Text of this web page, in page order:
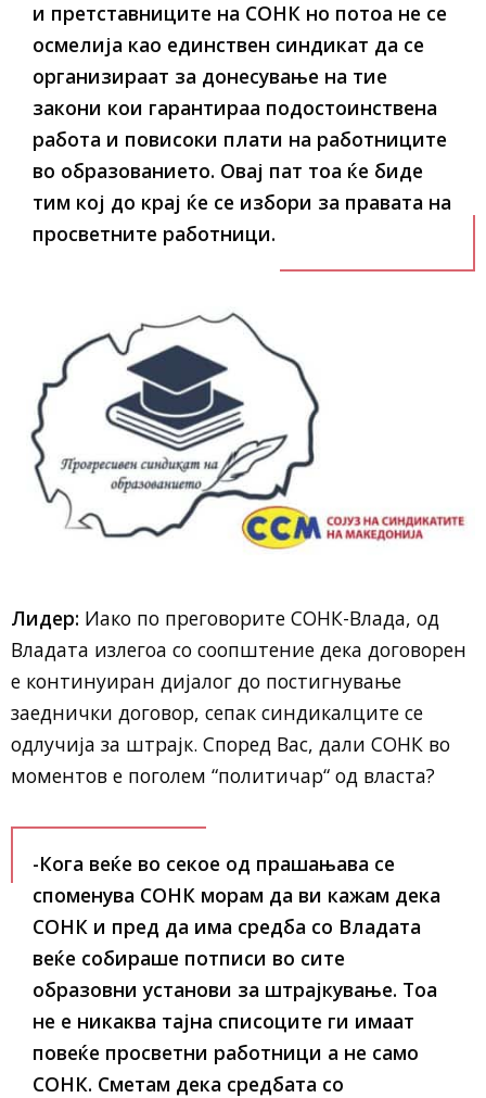
и претставниците на СОНК но потоа не се
осмелија као единствен синдикат да се
организираат за донесување на тие
закони кои гарантираа подостоинствена
работа и повисоки плати на работниците
во образованието. Овај пат тоа ќе биде
тим кој до крај ќе се избори за правата на
просветните работници.
Лидер: Иако по преговорите СОНК-Влада, од
Владата излегоа со соопштение дека договорен
е континуиран дијалог до постигнување
заеднички договор, сепак синдикалците се
одлучија за штрајк. Според Вас, дали СОНК во
моментов е поголем “политичар“ од власта?
-Кога веќе во секое од прашањава се
споменува СОНК морам да ви кажам дека
СОНК и пред да има средба со Владата
веќе собираше потписи во сите
образовни установи за штрајкување. Тоа
не е никаква тајна списоците ги имаат
повеќе просветни работници а не само
СОНК. Сметам дека средбата со